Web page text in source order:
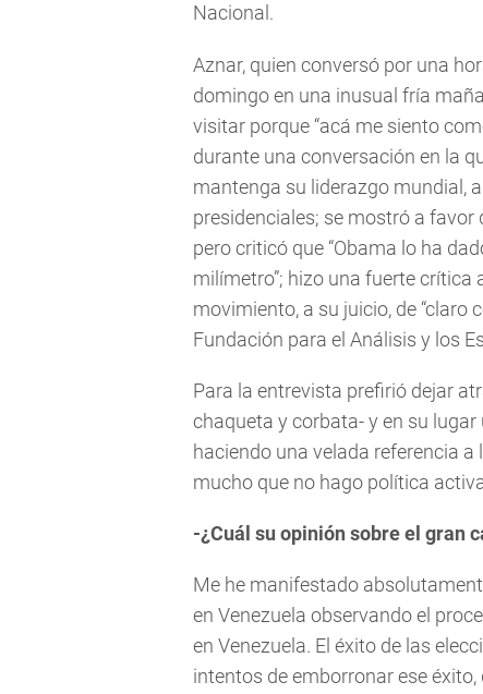
Nacional.
Aznar, quien conversó por una
domingo en una inusual fría
visitar porque “acá me siento
durante una conversación en la
mantenga su liderazgo mundial,
presidenciales; se mostró a
pero criticó que “Obama lo ha
milímetro”; hizo una fuerte
movimiento, a su juicio, de “claro
Fundación para el Análisis y los
Para la entrevista prefirió dejar
chaqueta y corbata- y en su
haciendo una velada referencia a
mucho que no hago política
-¿Cuál su opinión sobre el gran
Me he manifestado
en Venezuela observando el
en Venezuela. El éxito de las
intentos de emborronar ese